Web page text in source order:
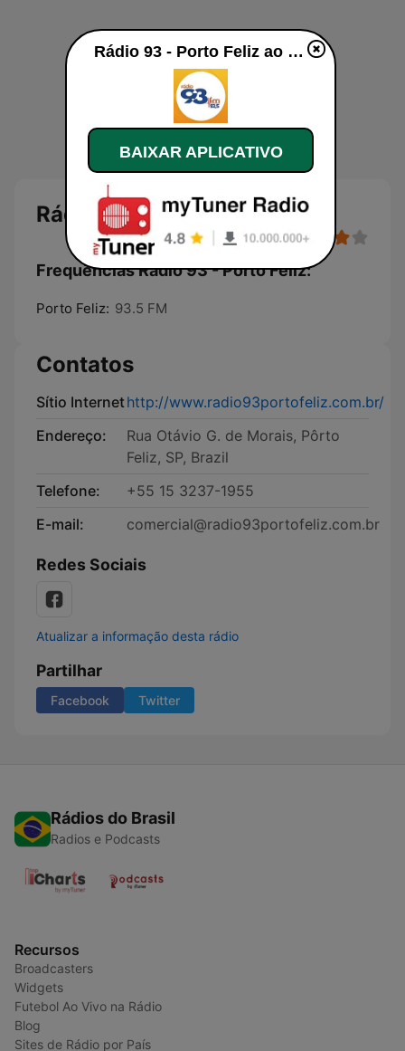
Rádio 93 - Porto Feliz
Frequências Rádio 93 - Porto Feliz:
Porto Feliz: 93.5 FM
Contatos
Sítio Internethttp://www.radio93portofeliz.com.br/
Endereço:
Rua Otávio G. de Morais, Pôrto
Feliz, SP, Brazil
Telefone:
+55 15 3237-1955
E-mail:
comercial@radio93portofeliz.com.br
Redes Sociais
Atualizar a informação desta rádio
Partilhar
Facebook Twitter
Rádios do Brasil
Radios e Podcasts
Recursos
Broadcasters
Widgets
Futebol Ao Vivo na Rádio
Blog
Sites de Rádio por País
Rádio 93 - Porto Feliz ao vivo
BAIXAR APLICATIVO